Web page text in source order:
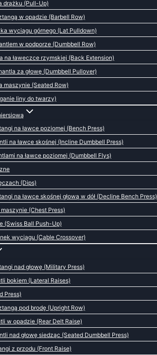
drążku (Pull-Up)
w opadzie (Barbell Row)
wyciągu górnego (Lat Pulldown)
w podporze (Dumbbell Row)
na ławeczce rzymskiej (Back Extension)
za głowę (Dumbbell Pullover)
maszynie (Seated Row)
liny do twarzy)
na ławce poziomej (Bench Press)
na ławce skośnej (Incline Dumbbell Press)
na ławce poziomej (Dumbbell Flys)
(Dips)
na ławce skośnej głową w dół (Decline Bench Press)
(Chest Press)
(Swiss Ball Push-Up)
wyciągu (Cable Crossover)
nad głowę (Military Press)
bokiem (Lateral Raises)
Press)
pod brodę (Upright Row)
w opadzie (Rear Delt Raise)
nad głowę siedząc (Seated Dumbbell Press)
z przodu (Front Raise)